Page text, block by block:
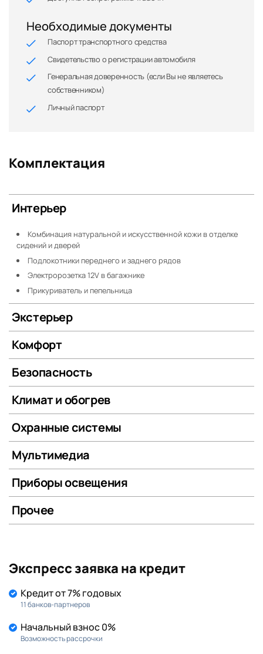
Необходимые документы
Паспорт транспортного средства
Свидетельство о регистрации автомобиля
Генеральная доверенность (если Вы не являетесь
собственником)
Личный паспорт
Комплектация
Интерьер
Комбинация натуральной и искусственной кожи в отделке
сидений и дверей
Подлокотники переднего и заднего рядов
Электророзетка 12V в багажнике
Прикуриватель и пепельница
Экстерьер
Комфорт
Безопасность
Климат и обогрев
Охранные системы
Мультимедиа
Приборы освещения
Прочее
Экспресс заявка на кредит
Кредит от 7% годовых
11 банков-партнеров
Начальный взнос 0%
Возможность рассрочки